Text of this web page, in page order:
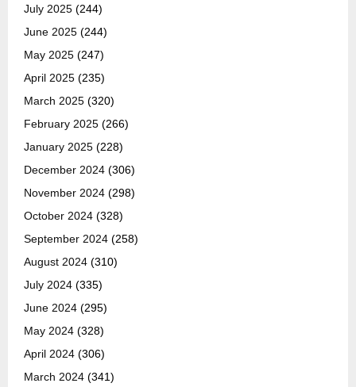
July 2025 (244)
June 2025 (244)
May 2025 (247)
April 2025 (235)
March 2025 (320)
February 2025 (266)
January 2025 (228)
December 2024 (306)
November 2024 (298)
October 2024 (328)
September 2024 (258)
August 2024 (310)
July 2024 (335)
June 2024 (295)
May 2024 (328)
April 2024 (306)
March 2024 (341)